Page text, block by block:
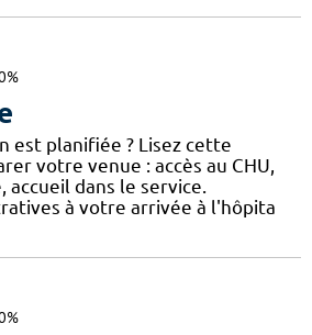
est planifiée ? Lisez cette
votre venue : accès au CHU,
dans le service.
à votre arrivée à l'hôpita